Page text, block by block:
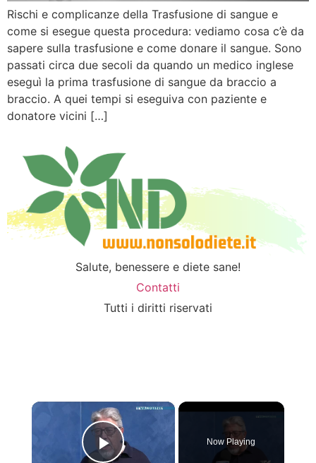
Rischi e complicanze della Trasfusione di sangue e
come si esegue questa procedura: vediamo cosa c’è da
sapere sulla trasfusione e come donare il sangue. Sono
passati circa due secoli da quando un medico inglese
eseguì la prima trasfusione di sangue da braccio a
braccio. A quei tempi si eseguiva con paziente e
donatore vicini […]
Salute, benessere e diete sane!
Contatti
Tutti i diritti riservati
×
Now Playing